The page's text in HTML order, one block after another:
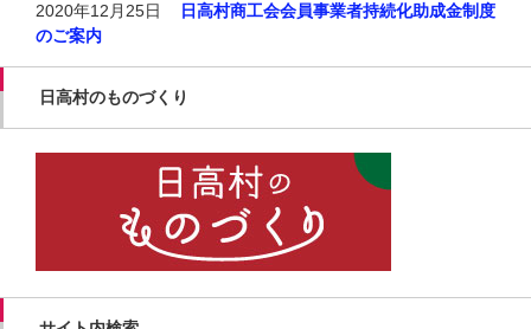
2020年12月25日
日高村商工会会員事業者持続化助成金制度
のご案内
日高村のものづくり